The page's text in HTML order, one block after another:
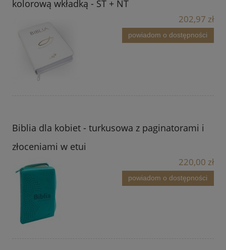
kolorową wkładką - ST + NT
202,97 zł
powiadom o dostępności
Biblia dla kobiet - turkusowa z paginatorami i
złoceniami w etui
220,00 zł
powiadom o dostępności